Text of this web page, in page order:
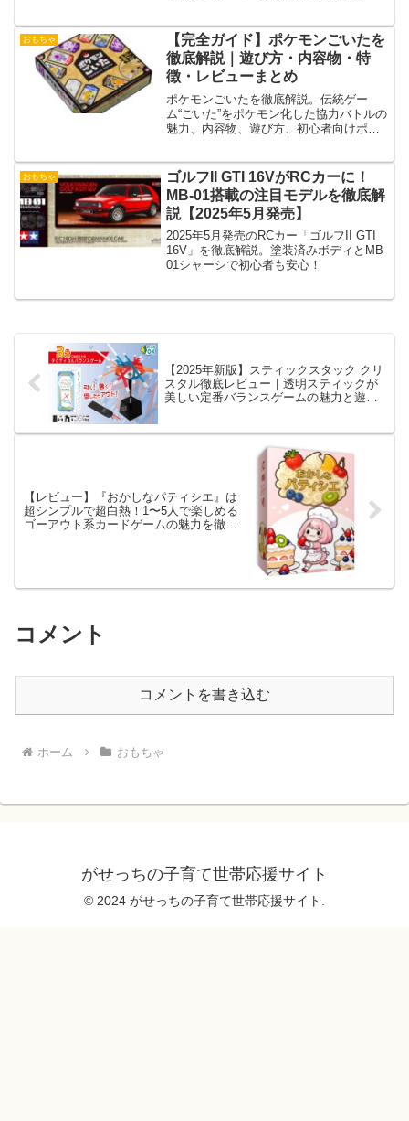
おもちゃ
【完全ガイド】ポケモンごいたを
徹底解説｜遊び方・内容物・特
徴・レビューまとめ
ポケモンごいたを徹底解説。伝統ゲー
ム“ごいた”をポケモン化した協力バトルの
魅力、内容物、遊び方、初心者向けポイ
おもちゃ
ゴルフII GTI 16VがRCカーに！
MB-01搭載の注目モデルを徹底解
説【2025年5月発売】
2025年5月発売のRCカー「ゴルフII GTI
16V」を徹底解説。塗装済みボディとMB-
01シャーシで初心者も安心！
【2025年新版】スティックスタック クリ
スタル徹底レビュー｜透明スティックが
美しい定番バランスゲームの魅力と遊び
【レビュー】『おかしなパティシエ』は
超シンプルで超白熱！1〜5人で楽しめる
ゴーアウト系カードゲームの魅力を徹底
コメント
コメントを書き込む
ホーム おもちゃ
がせっちの子育て世帯応援サイト
© 2024 がせっちの子育て世帯応援サイト.